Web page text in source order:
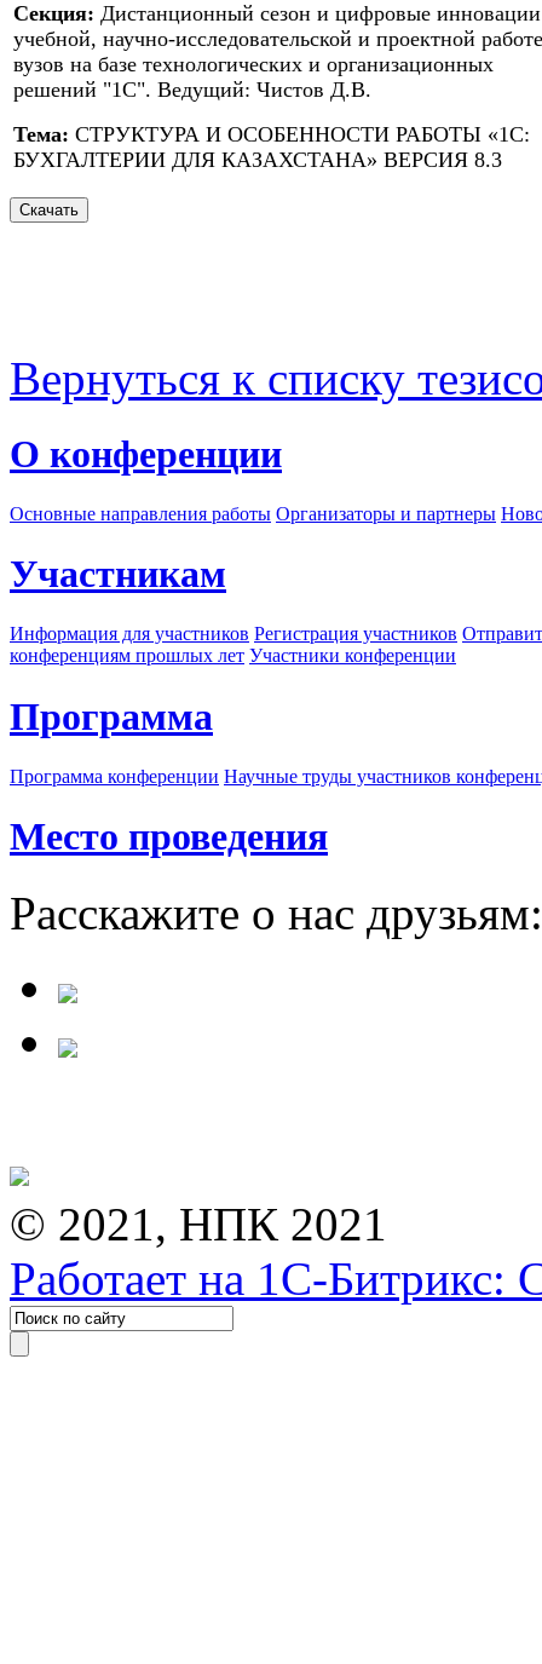
Секция: Дистанционный сезон и цифровые
учебной, научно-исследовательской и проектной работе
вузов на базе технологических и организационных
решений "1С". Ведущий: Чистов Д.В.
Тема: СТРУКТУРА И ОСОБЕННОСТИ РАБОТЫ «1С:
БУХГАЛТЕРИИ ДЛЯ КАЗАХСТАНА» ВЕРСИЯ 8.3
Вернуться к списку
О конференции
Основные направления работы Организаторы и партнеры
Участникам
Информация для участников Регистрация участников
конференциям прошлых лет Участники конференции
Программа
Программа конференции Научные труды участников
Место проведения
Расскажите о нас друзьям:
© 2021, НПК 2021
Работает на 1С-Битрикс: